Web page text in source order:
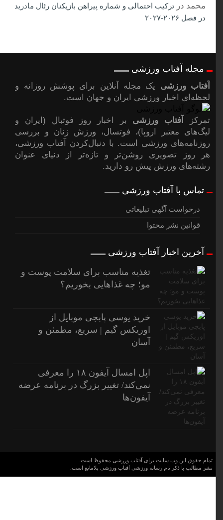
محمددرترکیب احتمالی و شماره پیراهن بازیکنان رئال مادرید
در فصل ۲۰۲۶-۲۰۲۷
مجله آفتاب ورزشی
آفتاب ورزشییک مجله آنلاین برای پوشش روزانه و
لحظه‌ای اخبار ورزشی ایران و جهان است.
تمرکز آفتاب ورزشیبر اخبار روز فوتبال (ایران و
لیگ‌های معتبر اروپا)، فوتسال، ورزش زنان و بررسی
روزنامه‌های ورزشی است. با دنبال‌کردن آفتاب ورزشی،
هر روز تصویری روشن‌تر و تازه‌تر از دنیای عنوان
رشته‌های ورزش پیشِ رو دارید.
تماس با آفتاب ورزشی
درخواست آگهی تبلیغاتی
قوانین نشر محتوا
آخرین اخبار آفتاب ورزشی
تغذیه مناسب برای سلامت پوست و
مو؛ چه غذاهایی بخوریم؟
خرید یوسی پابجی موبایل از
اوریکس گیم | سریع، مطمئن و
آسان
اپل امسال آیفون ۱۸ را معرفی
نمی‌کند/ تغییر بزرگ در برنامه عرضه
آیفون‌ها
تمام حقوق این وب سایت برای آفتاب ورزشی محفوظ است.
نشر مطالب با ذکر نام رسانه ورزشی آفتاب ورزشی بلامانع است.